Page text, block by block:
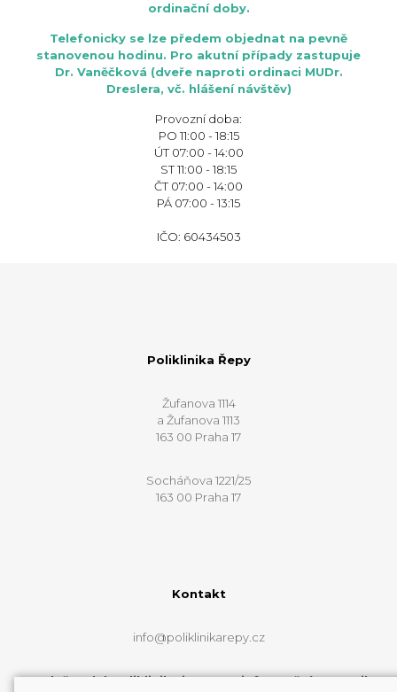
ordinační doby.
Telefonicky se lze předem objednat na pevně
stanovenou hodinu. Pro akutní případy zastupuje
Dr. Vaněčková (dveře naproti ordinaci MUDr.
Dreslera, vč. hlášení návštěv)
Provozní doba:
PO 11:00 - 18:15
ÚT 07:00 - 14:00
ST 11:00 - 18:15
ČT 07:00 - 14:00
PÁ 07:00 - 13:15
IČO: 60434503
Poliklinika Řepy
Žufanova 1114
a Žufanova 1113
163 00 Praha 17
Socháňova 1221/25
163 00 Praha 17
Kontakt
info@poliklinikarepy.cz
Web řepské polikliniky je pouze informační a e-mail